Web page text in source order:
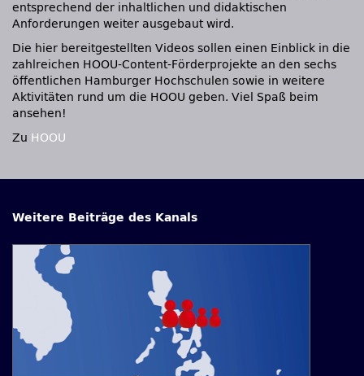
entsprechend der inhaltlichen und didaktischen
Anforderungen weiter ausgebaut wird.
Die hier bereitgestellten Videos sollen einen Einblick in die
zahlreichen HOOU-Content-Förderprojekte an den sechs
öffentlichen Hamburger Hochschulen sowie in weitere
Aktivitäten rund um die HOOU geben. Viel Spaß beim
ansehen!
Zu HOOU
Weitere Beiträge des Kanals